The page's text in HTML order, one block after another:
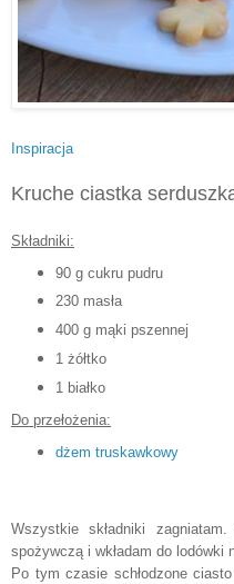
Inspiracja
Kruche ciastka
Składniki:
90 g cukru pudru
230 masła
400 g mąki pszennej
1 żółtko
1 białko
Do przełożenia:
dżem truskawkowy
Wszystkie składniki
spożywczą i wkładam do lodówki
Po tym czasie schłodzone